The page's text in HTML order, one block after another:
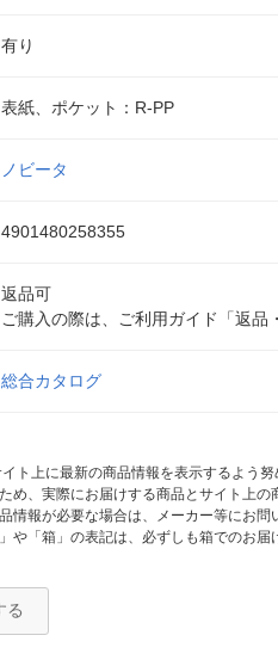
有り
表紙、ポケット：R-PP
ノビータ
4901480258355
返品可
ご購入の際は、ご利用ガイド「返品
総合カタログ
ト上に最新の商品情報を表示するよう
め、実際にお届けする商品とサイト上
情報が必要な場合は、メーカー等にお問
や「箱」の表記は、必ずしも箱でのお
る